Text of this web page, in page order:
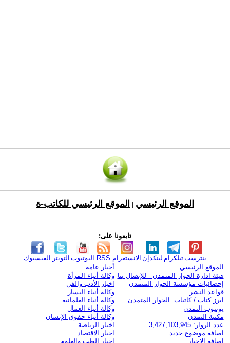
الموقع الرئيسي الموقع الرئيسي للكاتب-ة
تابعونا على:
الفيسبوك التويتر اليوتيوب RSS الانستغرام لينكدإن تيلكرامبنترست
الموقع الرئيسي
هيئة ادارة الحوار المتمدن - للإتصال بنا
إحصائيات مؤسسة الحوار المتمدن
قواعد النشر
ابرز كتاب / كاتبات الحوار المتمدن
يوتيوب التمدن
مكتبة التمدن
عدد الزوار: 3,427,103,945
اضافة موضوع جديد
اضافة الاخبار
أخبار عامة
وكالة أنباء المرأة
اخبار الأدب والفن
وكالة أنباء اليسار
وكالة أنباء العلمانية
وكالة أنباء العمال
وكالة أنباء حقوق الإنسان
اخبار الرياضة
اخبار الاقتصاد
اخبار الطب والعلوم